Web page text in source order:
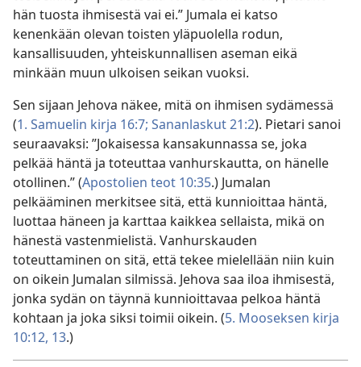
hän tuosta ihmisestä vai ei.” Jumala ei katso
kenenkään olevan toisten yläpuolella rodun,
kansallisuuden, yhteiskunnallisen aseman eikä
minkään muun ulkoisen seikan vuoksi.
Sen sijaan Jehova näkee, mitä on ihmisen sydämessä
(1. Samuelin kirja 16:7; Sananlaskut 21:2). Pietari sanoi
seuraavaksi: ”Jokaisessa kansakunnassa se, joka
pelkää häntä ja toteuttaa vanhurskautta, on hänelle
otollinen.” (Apostolien teot 10:35.) Jumalan
pelkääminen merkitsee sitä, että kunnioittaa häntä,
luottaa häneen ja karttaa kaikkea sellaista, mikä on
hänestä vastenmielistä. Vanhurskauden
toteuttaminen on sitä, että tekee mielellään niin kuin
on oikein Jumalan silmissä. Jehova saa iloa ihmisestä,
jonka sydän on täynnä kunnioittavaa pelkoa häntä
kohtaan ja joka siksi toimii oikein. (5. Mooseksen kirja
10:12, 13.)